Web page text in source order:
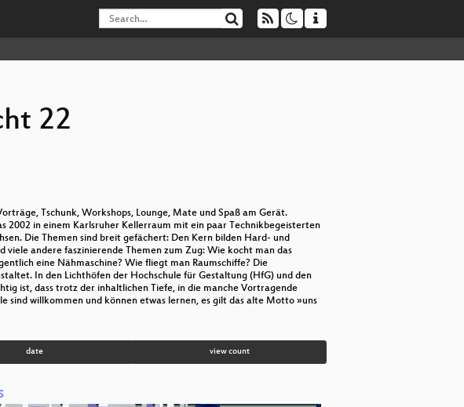
22
Tschunk, Workshops, Lounge, Mate und Spaß am Gerät.
in einem Karlsruher Kellerraum mit ein paar Technikbegeisterten
Die Themen sind breit gefächert: Den Kern bilden Hard- und
andere faszinierende Themen zum Zug: Wie kocht man das
eine Nähmaschine? Wie fliegt man Raumschiffe? Die
In den Lichthöfen der Hochschule für Gestaltung (HfG) und den
ist, dass trotz der inhaltlichen Tiefe, in die manche Vortragende
sind willkommen und können etwas lernen, es gilt das alte Motto »uns
date view count